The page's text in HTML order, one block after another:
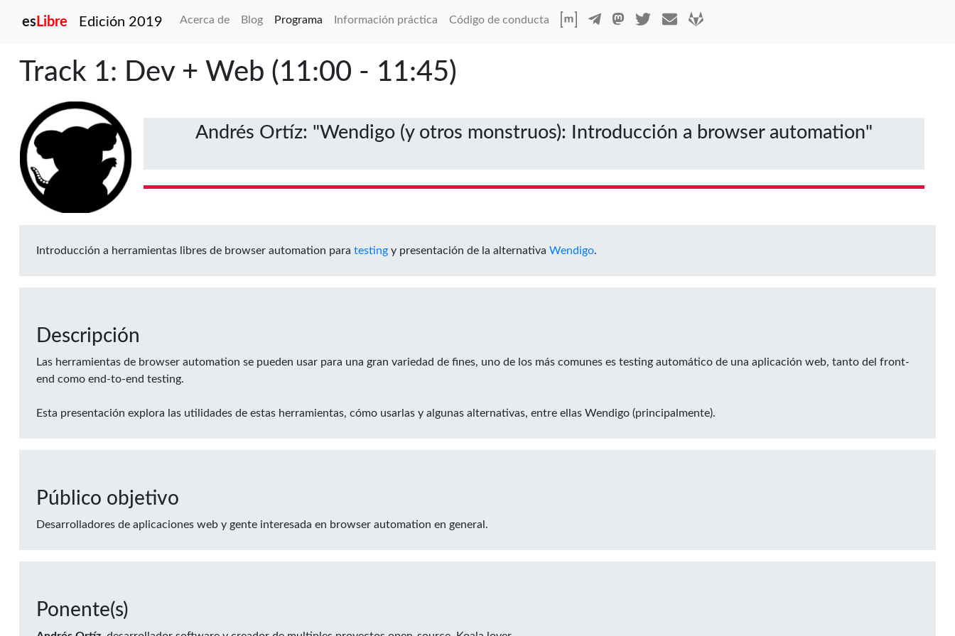
es Libre Edición 2019 Acerca deesLibre
Blog Programa Información práctica Código de conducta
Track 1: Dev + Web (11:00 - 11:45)
Andrés Ortíz: "Wendigo (y otros monstruos): Introducción a browser automation"
Introducción a herramientas libres de browser automation para testing y presentación de la alternativa Wendigo.
Descripción
Las herramientas de browser automation se pueden usar para una gran variedad de fines, uno de los más comunes es testing automático de una aplicación web, tanto del front-
end como end-to-end testing.
Esta presentación explora las utilidades de estas herramientas, cómo usarlas y algunas alternativas, entre ellas Wendigo (principalmente).
Público objetivo
Desarrolladores de aplicaciones web y gente interesada en browser automation en general.
Ponente(s)